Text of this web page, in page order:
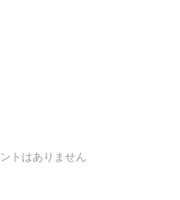
トはありません